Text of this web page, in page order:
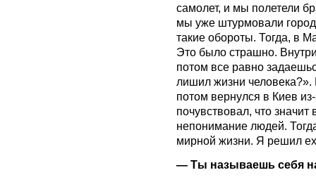
самолет, и мы полетели
мы уже штурмовали
такие обороты. Тогда, в
Это было страшно.
потом все равно
лишил жизни
потом вернулся в Киев
почувствовал, что значит
непонимание людей.
мирной жизни. Я решил
— Ты называешь себя